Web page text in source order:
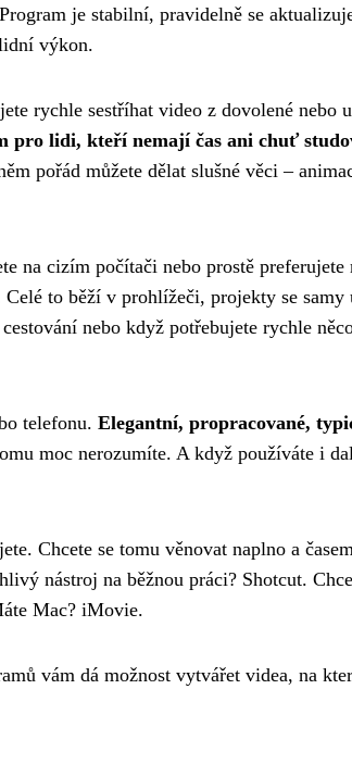
je stabilní, pravidelně se
výkon.
rychle sestříhat video z dovolené nebo
pro lidi, kteří nemají čas ani chuť
pořád můžete dělat slušné věci –
na cizím počítači nebo prostě
to běží v prohlížeči, projekty se samy
nebo když potřebujete rychle
telefonu. Elegantní, propracované,
moc nerozumíte. A když používáte i
Chcete se tomu věnovat naplno a
nástroj na běžnou práci? Shotcut.
Mac? iMovie.
vám dá možnost vytvářet videa, na